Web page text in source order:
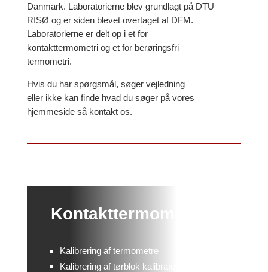
Danmark. Laboratorierne blev grundlagt på DTU
RISØ og er siden blevet overtaget af DFM.
Laboratorierne er delt op i et for
kontakttermometri og et for berøringsfri
termometri.
Hvis du har spørgsmål, søger vejledning
eller ikke kan finde hvad du søger på vores
hjemmeside så kontakt os.
Kontakttermometri
Kalibrering af termometre
Kalibrering af tørblok kalibratorer